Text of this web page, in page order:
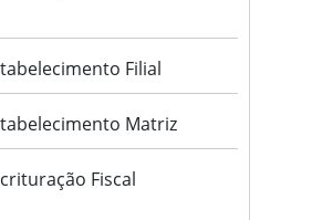
Filial
Matriz
Fiscal